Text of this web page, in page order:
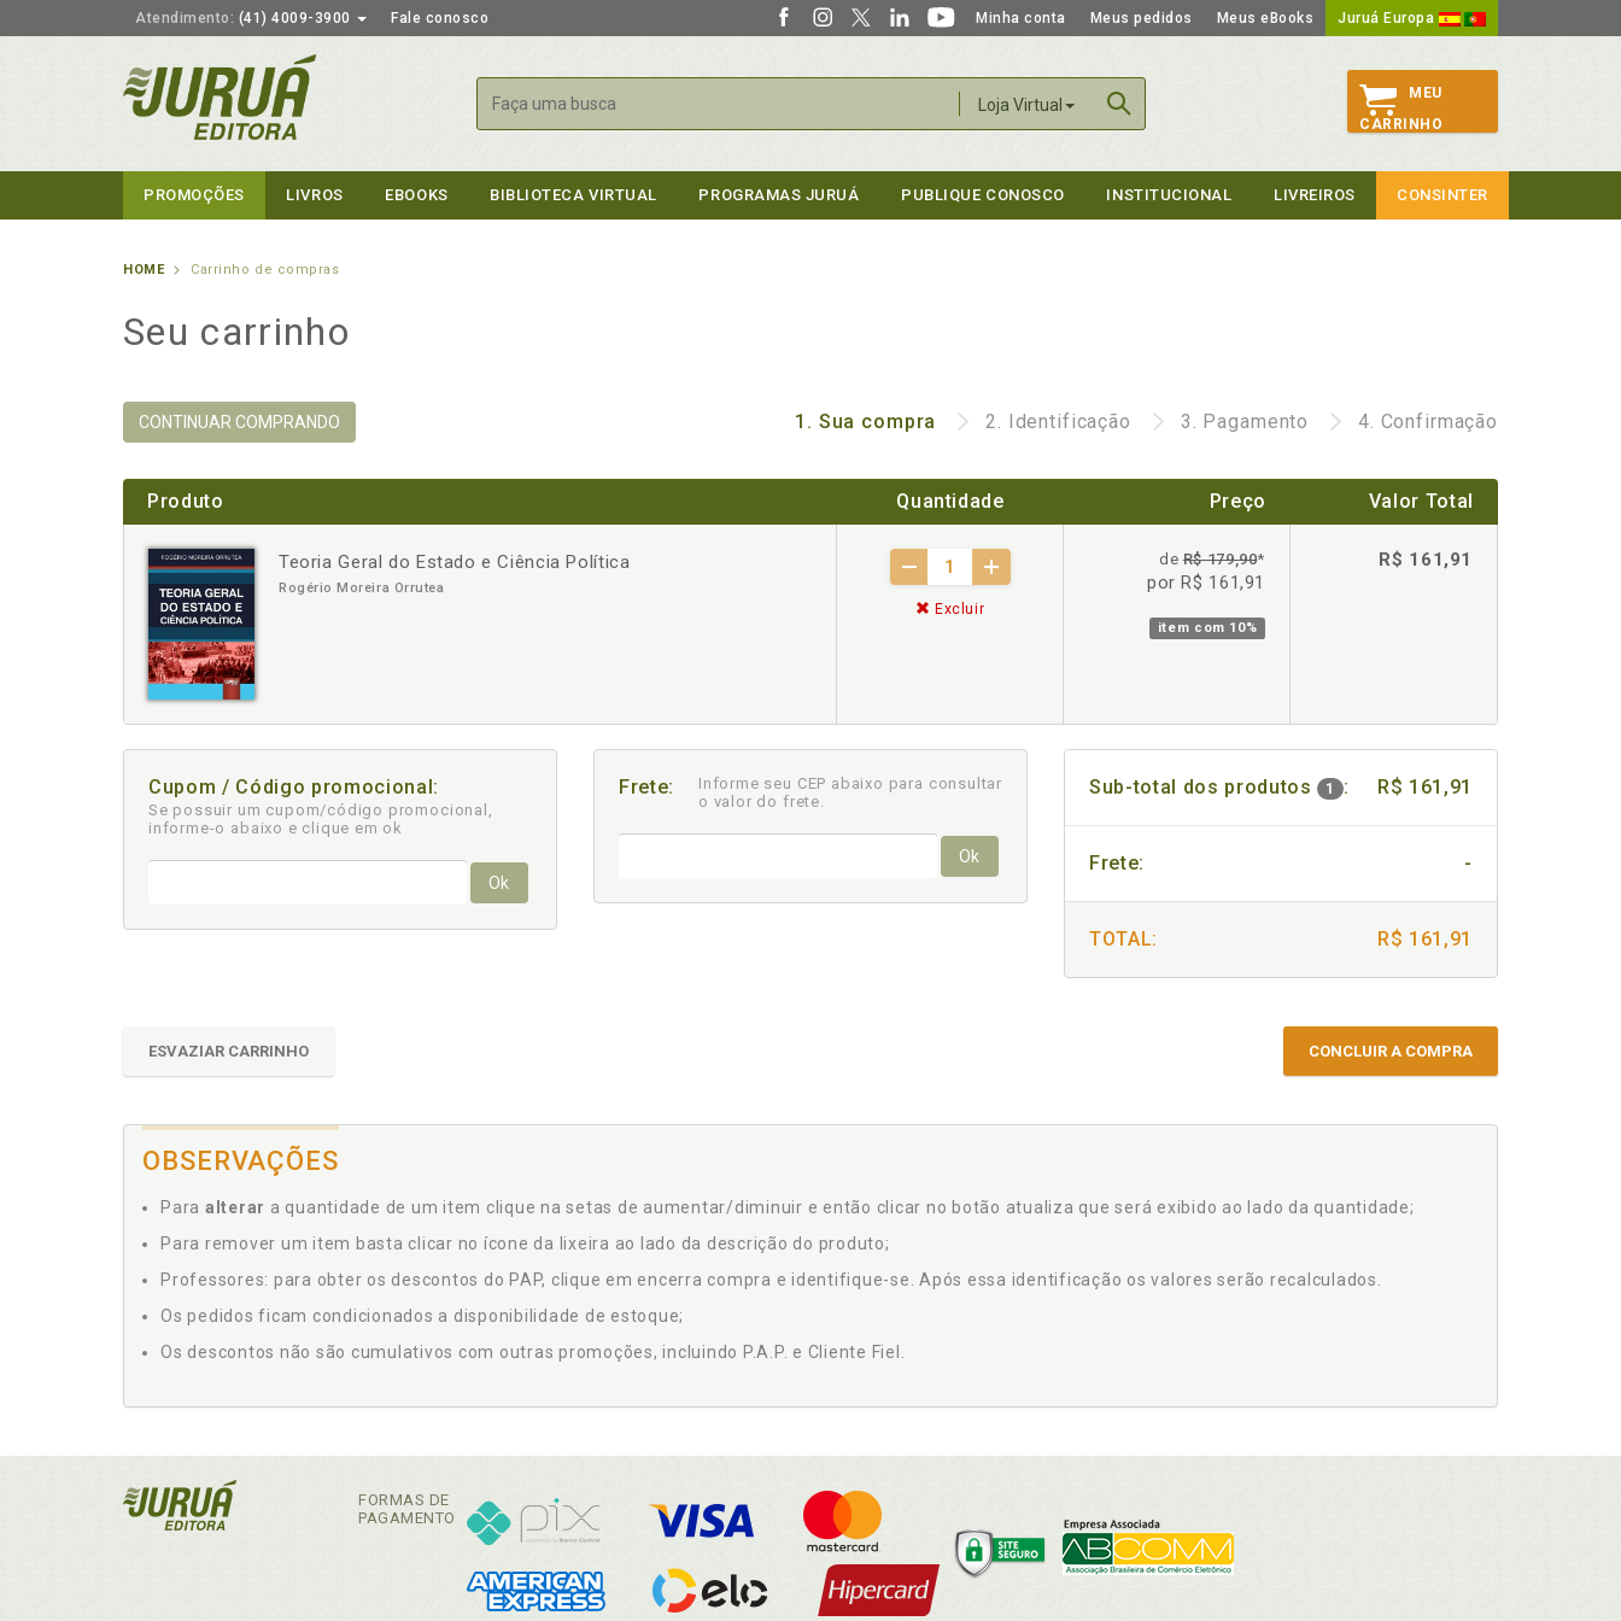
Atendimento: (41) 4009-3900 Fale conosco Minha conta Meus pedidos Meus eBooks Juruá Europa
Loja Virtual
Buscar
MEU
CARRINHO
PROMOÇÕES LIVROS EBOOKS BIBLIOTECA VIRTUAL PROGRAMAS JURUÁ PUBLIQUE CONOSCO INSTITUCIONAL LIVREIROS CONSINTER
HOME Carrinho de compras
Seu carrinho
CONTINUAR COMPRANDO 1. Sua compra 2. Identificação 3. Pagamento 4. Confirmação
Produto Quantidade Preço Valor Total
Teoria Geral do Estado e Ciência Política
Rogério Moreira Orrutea
- +
Excluir
deR$ 179,90*
por R$ 161,91
item com 10%
R$ 161,91
Cupom / Código promocional:
Se possuir um cupom/código promocional,
informe-o abaixo e clique em ok
Ok
Frete:
Informe seu CEP abaixo para consultar
o valor do frete.
Ok
Sub-total dos produtos 1 : R$ 161,91
Frete: -
TOTAL: R$ 161,91
ESVAZIAR CARRINHO CONCLUIR A COMPRA
OBSERVAÇÕES
Para alterar a quantidade de um item clique na setas de aumentar/diminuir e então clicar no botão atualiza que será exibido ao lado da quantidade;
Para remover um item basta clicar no ícone da lixeira ao lado da descrição do produto;
Professores: para obter os descontos do PAP, clique em encerra compra e identifique-se. Após essa identificação os valores serão recalculados.
Os pedidos ficam condicionados a disponibilidade de estoque;
Os descontos não são cumulativos com outras promoções, incluindo P.A.P. e Cliente Fiel.
FORMAS DE
PAGAMENTO